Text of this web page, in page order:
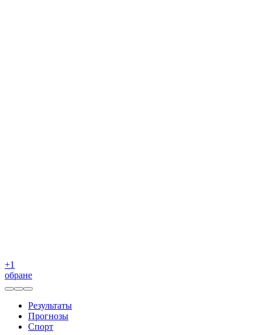
+1
обране
Результаты
Прогнозы
Спорт